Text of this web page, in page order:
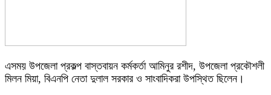
এসময় উপজেলা প্রকল্প বাস্তবায়ন কর্মকর্তা আমিনুর রশীদ, উপজেলা প্রকৌশলী
মিলন মিয়া, বিএনপি নেতা দুলাল সরকার ও সাংবাদিকরা উপস্থিত ছিলেন।